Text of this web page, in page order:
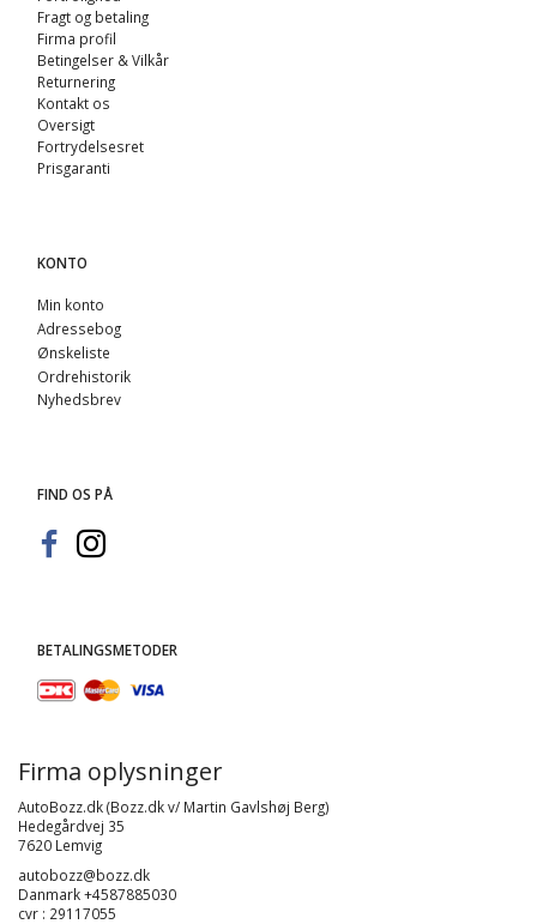
Fragt og betaling
Firma profil
Betingelser & Vilkår
Returnering
Kontakt os
Oversigt
Fortrydelsesret
Prisgaranti
KONTO
Min konto
Adressebog
Ønskeliste
Ordrehistorik
Nyhedsbrev
FIND OS PÅ
BETALINGSMETODER
Firma oplysninger
AutoBozz.dk (Bozz.dk v/ Martin Gavlshøj Berg)
Hedegårdvej 35
7620 Lemvig
autobozz@bozz.dk
Danmark +4587885030
cvr : 29117055